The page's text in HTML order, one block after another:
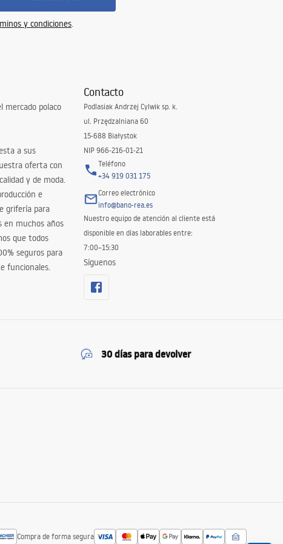
y condiciones.
mercado polaco
a sus
oferta con
y de moda.
e
grifería para
en muchos años
que todos
seguros para
funcionales.
Contacto
Podlasiak Andrzej Cylwik sp. k.
ul. Przędzalniana 60
15-688 Białystok
NIP 966-216-01-21
Teléfono
+34 919 031 175
Correo electrónico
info@bano-rea.es
Nuestro equipo de atención al cliente está
disponible en días laborables entre:
7:00–15:30
Síguenos
30 días para devolver
Compra de forma segura